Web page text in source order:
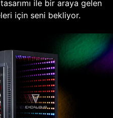
ile bir araya gelen
için seni bekliyor.